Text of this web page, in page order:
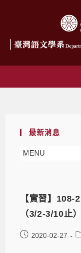
最新消息
MENU
【實習】108-
（3/2-3/10止）
2020-02-27